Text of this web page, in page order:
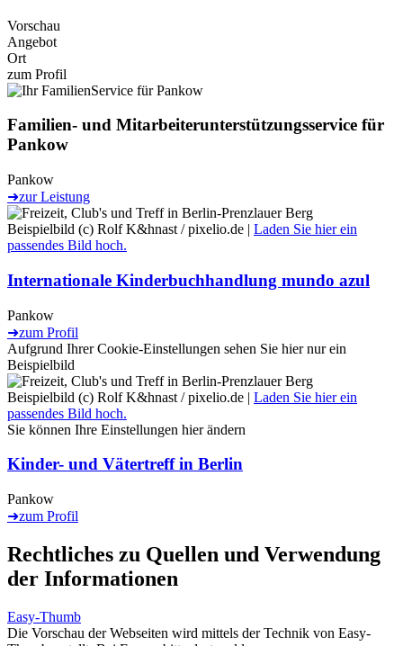
Vorschau
Angebot
Ort
zum Profil
Familien- und Mitarbeiter­unterstützungs­service für
Pankow
Pankow
➜zur Leistung
Beispielbild (c) Rolf K&hnast / pixelio.de | Laden Sie hier ein
passendes Bild hoch.
Internationale Kinderbuchhandlung mundo azul
Pankow
➜zum Profil
Aufgrund Ihrer Cookie-Einstellungen sehen Sie hier nur ein
Beispielbild
Beispielbild (c) Rolf K&hnast / pixelio.de | Laden Sie hier ein
passendes Bild hoch.
Sie können Ihre Einstellungen hierändern
Kinder- und Vätertreff in Berlin
Pankow
➜zum Profil
Rechtliches zu Quellen und Verwendung
der Informationen
Easy-Thumb
Die Vorschau der Webseiten wird mittels der Technik von Easy-